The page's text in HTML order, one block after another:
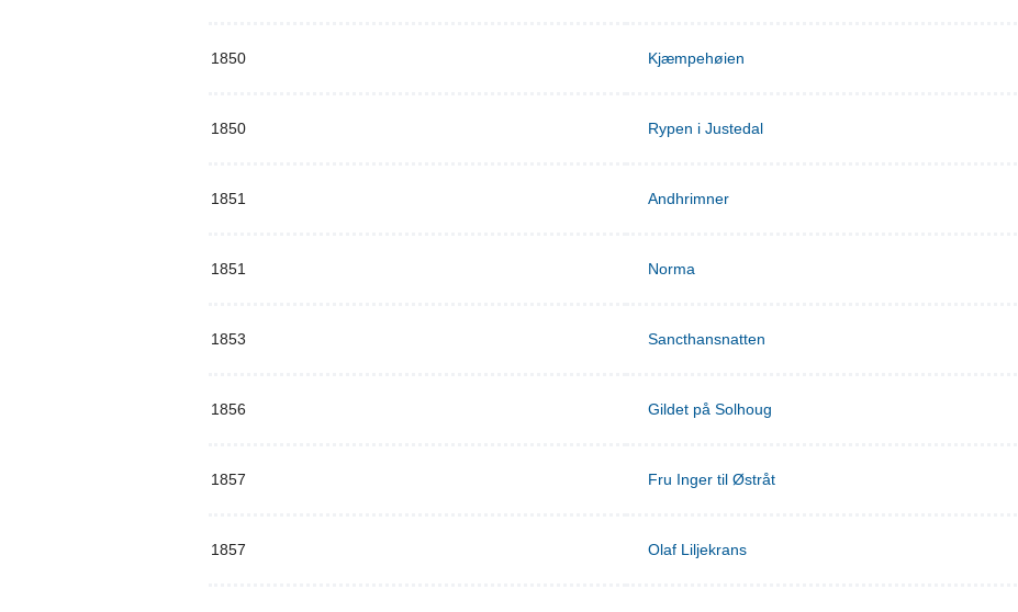
1850 Kjæmpehøien
1850 Rypen i Justedal
1851 Andhrimner
1851 Norma
1853 Sancthansnatten
1856 Gildet på Solhoug
1857 Fru Inger til Østråt
1857 Olaf Liljekrans